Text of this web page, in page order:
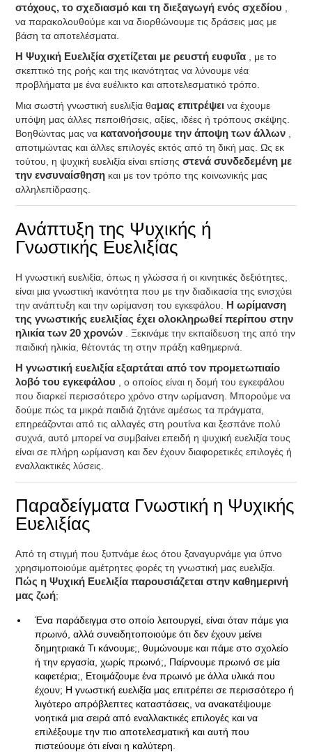
στόχους, το σχεδιασμό και τη διεξαγωγή ενός σχεδίου
να παρακολουθούμε και να διορθώνουμε τις δράσεις μας με
βάση τα αποτελέσματα.
Η Ψυχική Ευελιξία σχετίζεται με ρευστή ευφυΐα
, με το
σκεπτικό της ροής και της ικανότητας να λύνουμε νέα
προβλήματα με ένα ευέλικτο και αποτελεσματικό τρόπο.
Μια σωστή γνωστική ευελιξία θαμας επιτρέψει να έχουμε
υπόψη μας άλλες πεποιθήσεις, αξίες, ιδέες ή τρόπους σκέψης.
Βοηθώντας μας να κατανοήσουμε την άποψη των άλλων
αποτιμώντας και άλλες επιλογές εκτός από τη δική μας. Ως εκ
τούτου, η ψυχική ευελιξία είναι επίσηςστενά συνδεδεμένη με
την ενσυναίσθηση και με τον τρόπο της κοινωνικής μας
αλληλεπίδρασης.
Ανάπτυξη της Ψυχικής ή
Γνωστικής Ευελιξίας
Η γνωστική ευελιξία, όπως η γλώσσα ή οι κινητικές δεξιότητες,
είναι μια γνωστική ικανότητα που με την διαδικασία της ενισχύει
την ανάπτυξη και την ωρίμανση του εγκεφάλου.
Η ωρίμανση
της γνωστικής ευελιξίας έχει ολοκληρωθεί περίπου στην
ηλικία των 20 χρονών
. Ξεκινάμε την εκπαίδευση της από την
παιδική ηλικία, θέτοντάς τη στην πράξη καθημερινά.
Η γνωστική ευελιξία εξαρτάται από τον προμετωπιαίο
λοβό του εγκεφάλου
, ο οποίος είναι η δομή του εγκεφάλου
που διαρκεί περισσότερο χρόνο στην ωρίμανση. Μπορούμε να
δούμε πώς τα μικρά παιδιά ζητάνε αμέσως τα πράγματα,
επηρεάζονται από τις αλλαγές στη ρουτίνα και ξεσπάνε πολύ
συχνά, αυτό μπορεί να συμβαίνει επειδή η ψυχική ευελιξία τους
είναι σε πλήρη ωρίμανση και δεν έχουν διαφορετικές επιλογές ή
εναλλακτικές λύσεις.
Παραδείγματα Γνωστική η Ψυχικής
Ευελιξίας
Από τη στιγμή που ξυπνάμε έως ότου ξαναγυρνάμε για ύπνο
χρησιμοποιούμε αμέτρητες φορές τη γνωστική μας ευελιξία.
Πώς η Ψυχική Ευελιξία παρουσιάζεται στην καθημερινή
μας ζωή;
Ένα παράδειγμα στο οποίο λειτουργεί, είναι όταν πάμε για
πρωινό, αλλά συνειδητοποιούμε ότι δεν έχουν μείνει
δημητριακά Τι κάνουμε;, θυμώνουμε και πάμε στο σχολείο
ή την εργασία, χωρίς πρωινό;, Παίρνουμε πρωινό σε μία
καφετέρια;, Ετοιμάζουμε ένα πρωινό με άλλα υλικά που
έχουν; Η γνωστική ευελιξία μας επιτρέπει σε περισσότερο ή
λιγότερο απρόβλεπτες καταστάσεις, να ανακατέψουμε
νοητικά μια σειρά από εναλλακτικές επιλογές και να
επιλέξουμε την πιο αποτελεσματική και αυτή που
πιστεύουμε ότι είναι η καλύτερη.